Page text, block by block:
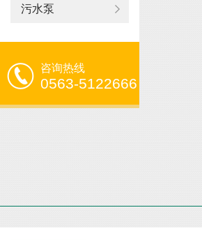
污水泵
咨询热线
0563-5122666